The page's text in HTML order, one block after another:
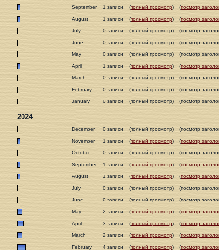
September 1 записи (полный просмотр) (посмотр
August 1 записи (полный просмотр) (посмотр
July 0 записи (полный просмотр) (посмотр
June 0 записи (полный просмотр) (посмотр
May 0 записи (полный просмотр) (посмотр
April 1 записи (полный просмотр) (посмотр
March 0 записи (полный просмотр) (посмотр
February 0 записи (полный просмотр) (посмотр
January 0 записи (полный просмотр) (посмотр
2024
December 0 записи (полный просмотр) (посмотр
November 1 записи (полный просмотр) (посмотр
October 0 записи (полный просмотр) (посмотр
September 1 записи (полный просмотр) (посмотр
August 1 записи (полный просмотр) (посмотр
July 0 записи (полный просмотр) (посмотр
June 0 записи (полный просмотр) (посмотр
May 2 записи (полный просмотр) (посмотр
April 3 записи (полный просмотр) (посмотр
March 2 записи (полный просмотр) (посмотр
February 4 записи (полный просмотр) (посмотр